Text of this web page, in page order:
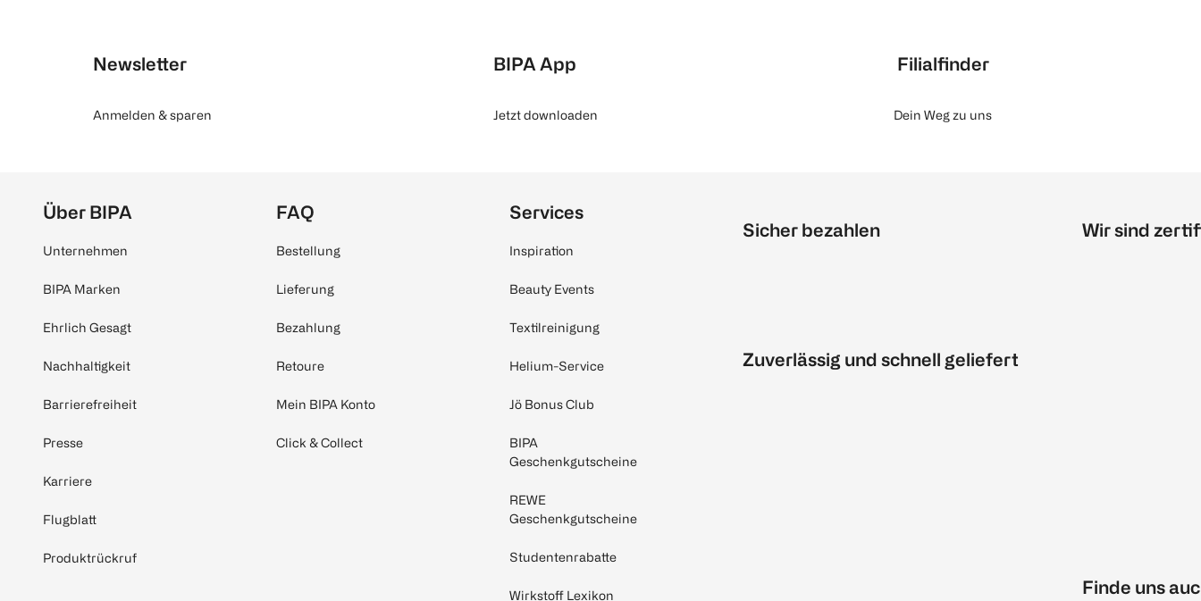
Newsletter
Anmelden & sparen
BIPA App
Jetzt downloaden
Filialfinder
Dein Weg zu uns
Über BIPA
Unternehmen
BIPA Marken
Ehrlich Gesagt
Nachhaltigkeit
Barrierefreiheit
Presse
Karriere
Flugblatt
Produktrückruf
FAQ
Bestellung
Lieferung
Bezahlung
Retoure
Mein BIPA Konto
Click & Collect
Services
Inspiration
Beauty Events
Textilreinigung
Helium-Service
Jö Bonus Club
BIPA
Geschenkgutscheine
REWE
Geschenkgutscheine
Studentenrabatte
Wirkstoff Lexikon
Sicher bezahlen
Zuverlässig und schnell geliefert
Wir sind
Finde uns